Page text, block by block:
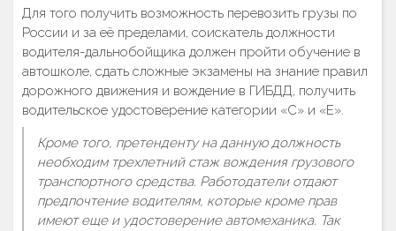
Для того получить возможность перевозить грузы по
России и за её пределами, соискатель должности
водителя-дальнобойщика должен пройти обучение в
автошколе, сдать сложные экзамены на знание правил
дорожного движения и вождение в ГИБДД, получить
водительское удостоверение категории «С» и «Е».
Кроме того, претенденту на данную должность
необходим трехлетний стаж вождения грузового
транспортного средства. Работодатели отдают
предпочтение водителям, которые кроме прав
имеют еще и удостоверение автомеханика. Так